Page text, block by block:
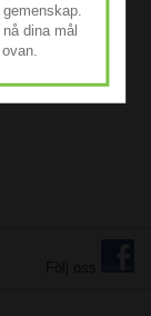
dina mål